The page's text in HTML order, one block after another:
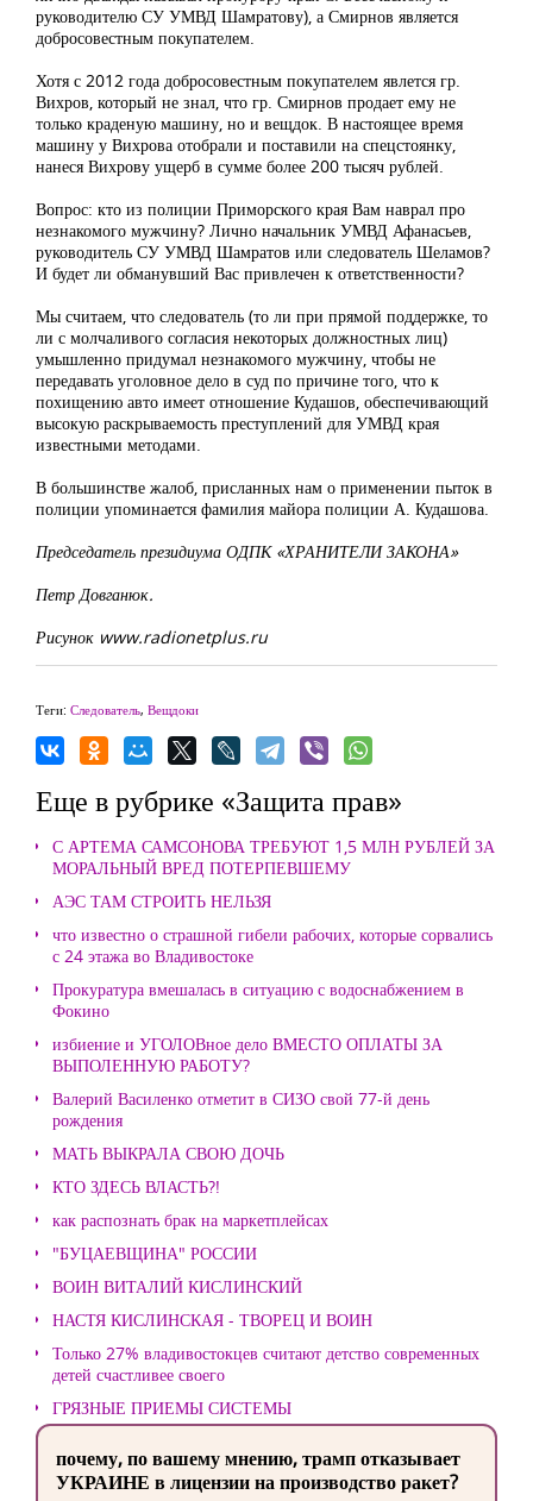
руководителю СУ УМВД Шамратову), а Смирнов является
добросовестным покупателем.
Хотя с 2012 года добросовестным покупателем явлется гр.
Вихров, который не знал, что гр. Смирнов продает ему не
только краденую машину, но и вещдок. В настоящее время
машину у Вихрова отобрали и поставили на спецстоянку,
нанеся Вихрову ущерб в сумме более 200 тысяч рублей.
Вопрос: кто из полиции Приморского края Вам наврал про
незнакомого мужчину? Лично начальник УМВД Афанасьев,
руководитель СУ УМВД Шамратов или следователь Шеламов?
И будет ли обманувший Вас привлечен к ответственности?
Мы считаем, что следователь (то ли при прямой поддержке, то
ли с молчаливого согласия некоторых должностных лиц)
умышленно придумал незнакомого мужчину, чтобы не
передавать уголовное дело в суд по причине того, что к
похищению авто имеет отношение Кудашов, обеспечивающий
высокую раскрываемость преступлений для УМВД края
известными методами.
В большинстве жалоб, присланных нам о применении пыток в
полиции упоминается фамилия майора полиции А. Кудашова.
Председатель президиума ОДПК «ХРАНИТЕЛИ ЗАКОНА»
Петр Довганюк.
Рисунок www.radionetplus.ru
Теги: Следователь, Вещдоки
Еще в рубрике «Защита прав»
С АРТЕМА САМСОНОВА ТРЕБУЮТ 1,5 МЛН РУБЛЕЙ ЗА
МОРАЛЬНЫЙ ВРЕД ПОТЕРПЕВШЕМУ
АЭС ТАМ СТРОИТЬ НЕЛЬЗЯ
что известно о страшной гибели рабочих, которые сорвались
с 24 этажа во Владивостоке
Прокуратура вмешалась в ситуацию с водоснабжением в
Фокино
избиение и УГОЛОВное дело ВМЕСТО ОПЛАТЫ ЗА
ВЫПОЛЕННУЮ РАБОТУ?
Валерий Василенко отметит в СИЗО свой 77-й день
рождения
МАТЬ ВЫКРАЛА СВОЮ ДОЧЬ
КТО ЗДЕСЬ ВЛАСТЬ?!
как распознать брак на маркетплейсах
"БУЦАЕВЩИНА" РОССИИ
ВОИН ВИТАЛИЙ КИСЛИНСКИЙ
НАСТЯ КИСЛИНСКАЯ - ТВОРЕЦ И ВОИН
Только 27% владивостокцев считают детство современных
детей счастливее своего
ГРЯЗНЫЕ ПРИЕМЫ СИСТЕМЫ
почему, по вашему мнению, трамп отказывает
УКРАИНЕ в лицензии на производство ракет?